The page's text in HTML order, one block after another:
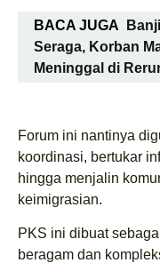
BACA JUGA
Seraga, Korban
Meninggal di
Forum ini nantinya
koordinasi, bertukar
hingga menjalin
keimigrasian.
PKS ini dibuat
beragam dan